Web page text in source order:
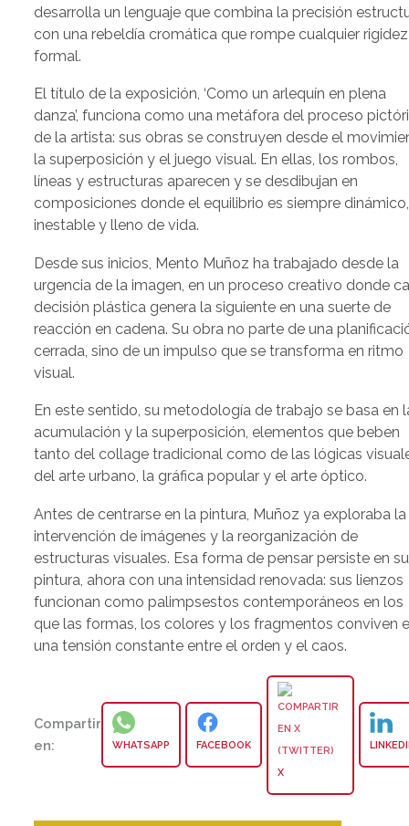
desarrolla un lenguaje que combina la precisión
con una rebeldía cromática que rompe cualquier rigidez
formal.
El título de la exposición, ‘Como un arlequín en plena
danza’, funciona como una metáfora del proceso
de la artista: sus obras se construyen desde el
la superposición y el juego visual. En ellas, los rombos,
líneas y estructuras aparecen y se desdibujan en
composiciones donde el equilibrio es siempre dinámico,
inestable y lleno de vida.
Desde sus inicios, Mento Muñoz ha trabajado desde la
urgencia de la imagen, en un proceso creativo donde
decisión plástica genera la siguiente en una suerte de
reacción en cadena. Su obra no parte de una
cerrada, sino de un impulso que se transforma en ritmo
visual.
En este sentido, su metodología de trabajo se basa en
acumulación y la superposición, elementos que beben
tanto del collage tradicional como de las lógicas
del arte urbano, la gráfica popular y el arte óptico.
Antes de centrarse en la pintura, Muñoz ya exploraba la
intervención de imágenes y la reorganización de
estructuras visuales. Esa forma de pensar persiste en su
pintura, ahora con una intensidad renovada: sus lienzos
funcionan como palimpsestos contemporáneos en los
que las formas, los colores y los fragmentos conviven
una tensión constante entre el orden y el caos.
Compartir
en:
WHATSAPP FACEBOOK
X